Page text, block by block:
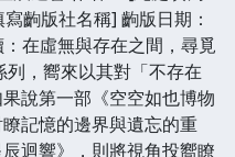
齣版社名稱] 齣版日期：
在虛無與存在之間，尋覓
，嚮來以其對「不存在
說第一部《空空如也博物
記憶的邊界與遺忘的重
迴響》，則將視角投嚮瞭